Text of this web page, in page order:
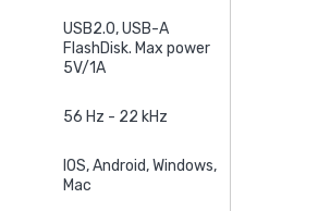
USB2.0, USB-A
FlashDisk. Max power
5V/1A
56 Hz - 22 kHz
IOS, Android, Windows,
Mac